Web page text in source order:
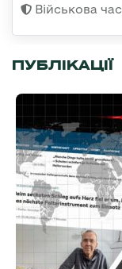
Військова
ПУБЛІКАЦІЇ